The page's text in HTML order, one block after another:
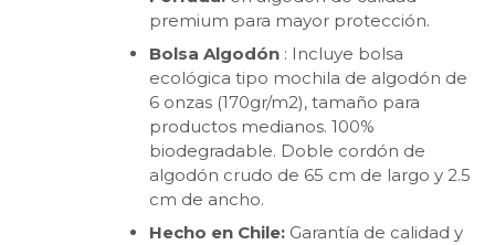
premium para mayor protección.
Bolsa Algodón : Incluye bolsa
ecológica tipo mochila de algodón de
6 onzas (170gr/m2), tamaño para
productos medianos. 100%
biodegradable. Doble cordón de
algodón crudo de 65 cm de largo y 2.5
cm de ancho.
Hecho en Chile: Garantía de calidad y